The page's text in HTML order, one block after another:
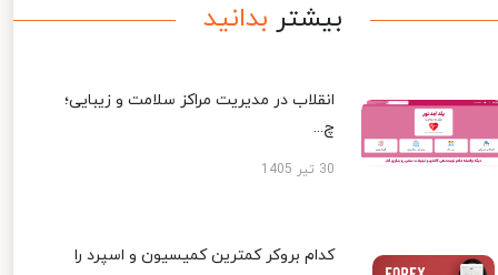
بیشتر بدانید
انقلاب در مدیریت مراکز سلامت و زیبایی؛
چ...
30 تیر 1405
کدام بروکر کمترین کمیسیون و اسپرد را